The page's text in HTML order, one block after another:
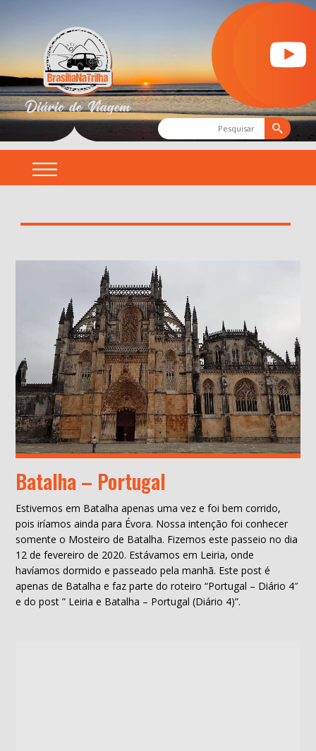
Batalha – Portugal
Estivemos em Batalha apenas uma vez e foi bem corrido,
pois iríamos ainda para Évora. Nossa intenção foi conhecer
somente o Mosteiro de Batalha. Fizemos este passeio no dia
12 de fevereiro de 2020. Estávamos em Leiria, onde
havíamos dormido e passeado pela manhã. Este post é
apenas de Batalha e faz parte do roteiro “Portugal – Diário 4″
e do post ” Leiria e Batalha – Portugal (Diário 4)”.